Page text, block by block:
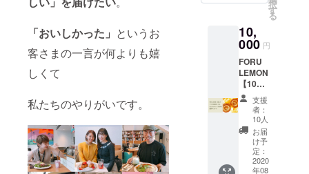
「おいしかった」 というお
客さまの一言が何よりも嬉
しくて
私たちのやりがいです。
択
す
る
10,
000 円
FORU
LEMON
【10個
入り】
バリス
タ厳選
コー
ヒー
【150g
】(豆or
支援
者：
10人
お届
け予
定：
2020
年08